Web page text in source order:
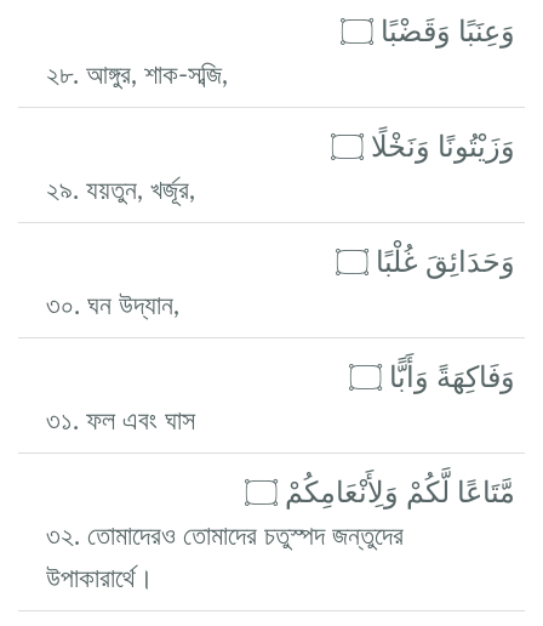
وَعِنَبًا وَقَضْبًا ۝
২৮. আঙ্গুর, শাক-সব্জি,
وَزَيْتُونًا وَنَخْلًا ۝
২৯. যয়তুন, খর্জূর,
وَحَدَائِقَ غُلْبًا ۝
৩০. ঘন উদ্যান,
وَفَاكِهَةً وَأَبًّا ۝
৩১. ফল এবং ঘাস
مَّتَاعًا لَّكُمْ وَلِأَنْعَامِكُمْ ۝
৩২. তোমাদেরও তোমাদের চতুস্পদ জন্তুদের
উপাকারার্থে।